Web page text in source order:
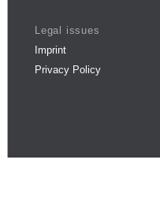
Legal issues
Imprint
Privacy Policy